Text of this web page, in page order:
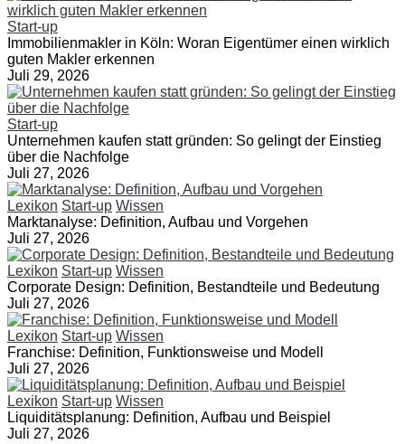
Start-up
Immobilienmakler in Köln: Woran Eigentümer einen wirklich
guten Makler erkennen
Juli 29, 2026
Start-up
Unternehmen kaufen statt gründen: So gelingt der Einstieg
über die Nachfolge
Juli 27, 2026
Lexikon Start-up Wissen
Marktanalyse: Definition, Aufbau und Vorgehen
Juli 27, 2026
Lexikon Start-up Wissen
Corporate Design: Definition, Bestandteile und Bedeutung
Juli 27, 2026
Lexikon Start-up Wissen
Franchise: Definition, Funktionsweise und Modell
Juli 27, 2026
Lexikon Start-up Wissen
Liquiditätsplanung: Definition, Aufbau und Beispiel
Juli 27, 2026